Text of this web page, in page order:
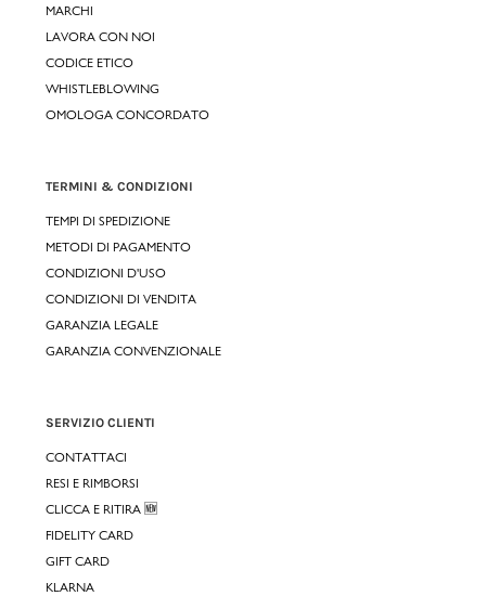
MARCHI
LAVORA CON NOI
CODICE ETICO
WHISTLEBLOWING
OMOLOGA CONCORDATO
TERMINI & CONDIZIONI
TEMPI DI SPEDIZIONE
METODI DI PAGAMENTO
CONDIZIONI D'USO
CONDIZIONI DI VENDITA
GARANZIA LEGALE
GARANZIA CONVENZIONALE
SERVIZIO CLIENTI
CONTATTACI
RESI E RIMBORSI
CLICCA E RITIRA 🆕
FIDELITY CARD
GIFT CARD
KLARNA